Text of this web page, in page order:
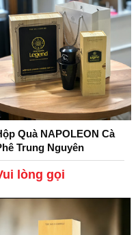
vị đắng nhẹ nhàng,
với Nam/ Nữ
gia đình hoặc quán cà
với đương hoặc sữa
tỉ lệ hạt nát < 1%
tiêu chuẩn Châu Âu
Quà NAPOLEON Cà
Trung Nguyên
lòng gọi